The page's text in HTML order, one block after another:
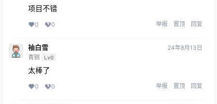
项目不错
0 0 举报 置顶 回复
袖白雪
青铜 Lv0
24年8月13日
太棒了
0 0 举报 置顶 回复